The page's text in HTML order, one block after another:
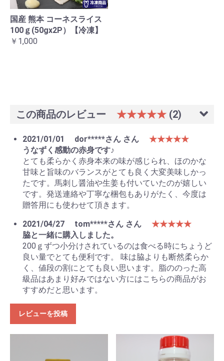
国産 熊本 コーネスライス
100ｇ(50gx2P）【冷凍】
￥1,000
この商品のレビュー ★★★★★ (2)
2021/01/01 dor*****さん さん
★★★★★
うなずく感動の赤身です♪
とても柔らかく赤身本来の味が感じられ、ほのかな
甘味と旨味のバランスがとても良く大変美味しかっ
たです。馬刺し醤油や生姜も付いていたのが嬉しい
です。発送連絡や丁寧な梱包もありがたく、今度は
贈答用にも使わせて頂きます。
2021/04/27
tom*****さん さん
★★★★★
脇と一緒に購入しました。
200ｇずつ小分けされているのは食べる時にちょうど
良い量でとても便利です。 味は脇よりも断然柔らか
く、値段の割にとても良い思います。脂ののった高
級品はあまり好みではない方にはこちらの商品がお
すすめだと思います。
レビューを投稿